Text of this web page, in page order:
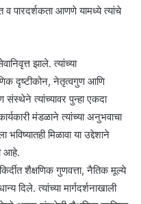
पारदर्शकता आणणे यामध्ये त्यांचे
झाले. त्यांच्या
दृष्टीकोन, नेतृत्वगुण आणि
संस्थेने त्यांच्यावर पुन्हा एकदा
मंडळाने त्यांच्या अनुभवाचा
भविष्यातही मिळावा या उद्देशाने
आहे.
शैक्षणिक गुणवत्ता, नैतिक मूल्ये
दिले. त्यांच्या मार्गदर्शनाखाली